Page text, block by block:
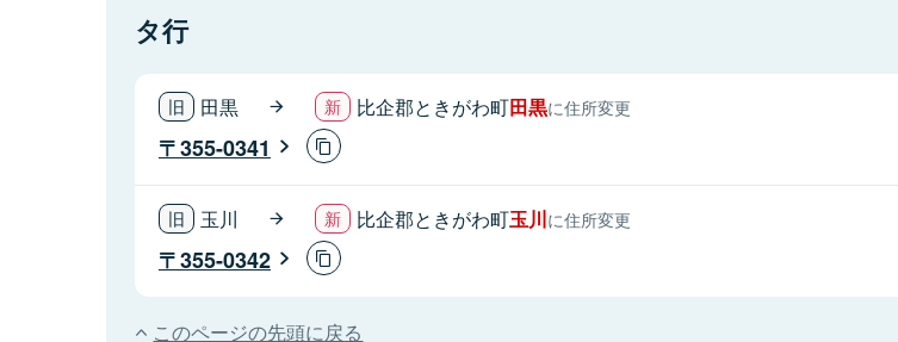
タ行
田黒 比企郡ときがわ町田黒に住所変更
355-0341
玉川 比企郡ときがわ町玉川に住所変更
355-0342
このページの先頭に戻る